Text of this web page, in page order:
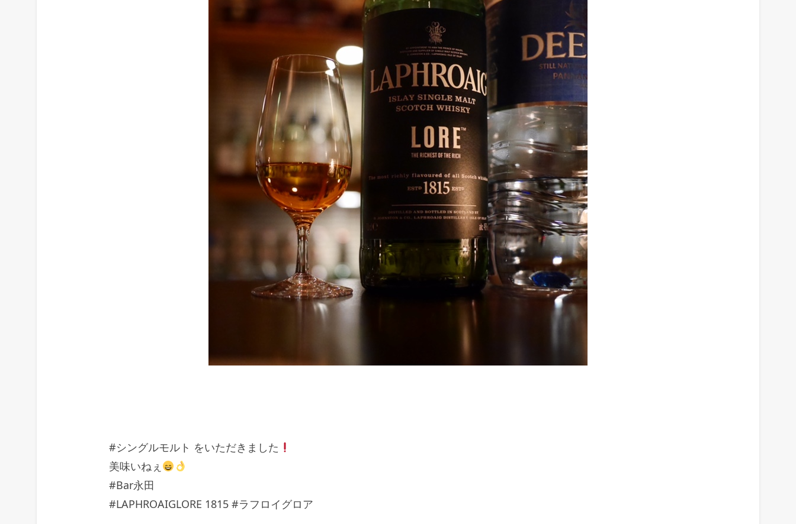
#シングルモルト をいただきました
美味いねぇ
#Bar永田
#LAPHROAIGLORE 1815 #ラフロイグロア